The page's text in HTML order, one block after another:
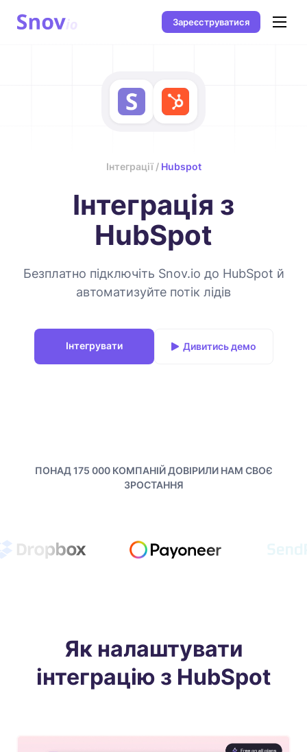
Зареєструватися
Інтеграції /Hubspot
Інтеграція з
HubSpot
Безплатно підключіть Snov.io до HubSpot й
автоматизуйте потік лідів
Інтегрувати Дивитись демо
ПОНАД 175 000 КОМПАНІЙ ДОВІРИЛИ НАМ СВОЄ
ЗРОСТАННЯ
Як налаштувати
інтеграцію з HubSpot